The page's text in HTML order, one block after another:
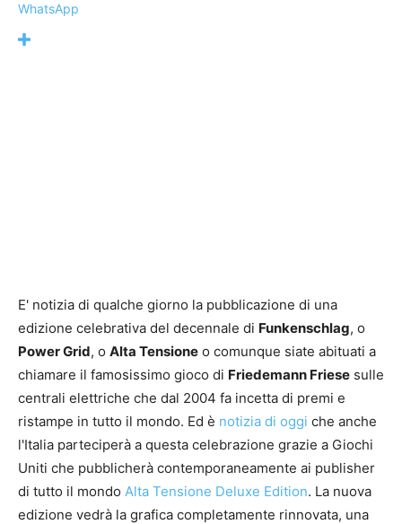
WhatsApp
E' notizia di qualche giorno la pubblicazione di una
edizione celebrativa del decennale di Funkenschlag, o
Power Grid, o Alta Tensione o comunque siate abituati a
chiamare il famosissimo gioco di Friedemann Friese sulle
centrali elettriche che dal 2004 fa incetta di premi e
ristampe in tutto il mondo. Ed è notizia di oggi che anche
l'Italia parteciperà a questa celebrazione grazie a Giochi
Uniti che pubblicherà contemporaneamente ai publisher
di tutto il mondo Alta Tensione Deluxe Edition. La nuova
edizione vedrà la grafica completamente rinnovata, una